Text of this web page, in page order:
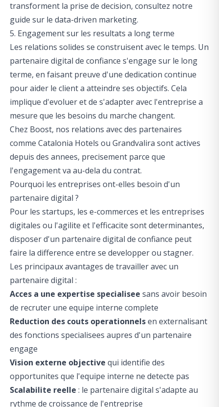
transforment la prise de decision, consultez notre
guide sur le data-driven marketing.
5. Engagement sur les resultats a long terme
Les relations solides se construisent avec le temps. Un
partenaire digital de confiance s'engage sur le long
terme, en faisant preuve d'une dedication continue
pour aider le client a atteindre ses objectifs. Cela
implique d'evoluer et de s'adapter avec l'entreprise a
mesure que les besoins du marche changent.
Chez Boost, nos relations avec des partenaires
comme Catalonia Hotels ou Grandvalira sont actives
depuis des annees, precisement parce que
l'engagement va au-dela du contrat.
Pourquoi les entreprises ont-elles besoin d'un
partenaire digital ?
Pour les startups, les e-commerces et les entreprises
digitales ou l'agilite et l'efficacite sont determinantes,
disposer d'un partenaire digital de confiance peut
faire la difference entre se developper ou stagner.
Les principaux avantages de travailler avec un
partenaire digital :
Acces a une expertise specialisee sans avoir besoin
de recruter une equipe interne complete
Reduction des couts operationnelsen externalisant
des fonctions specialisees aupres d'un partenaire
engage
Vision externe objective qui identifie des
opportunites que l'equipe interne ne detecte pas
Scalabilite reelle : le partenaire digital s'adapte au
rythme de croissance de l'entreprise